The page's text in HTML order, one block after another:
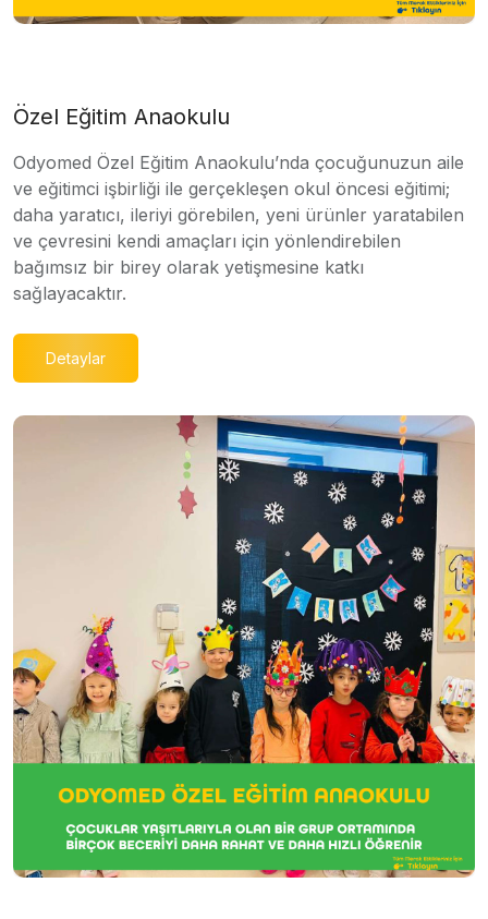
Özel Eğitim Anaokulu
Odyomed Özel Eğitim Anaokulu’nda çocuğunuzun aile
ve eğitimci işbirliği ile gerçekleşen okul öncesi eğitimi;
daha yaratıcı, ileriyi görebilen, yeni ürünler yaratabilen
ve çevresini kendi amaçları için yönlendirebilen
bağımsız bir birey olarak yetişmesine katkı
sağlayacaktır.
Detaylar